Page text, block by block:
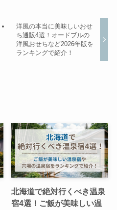
洋風の本当に美味しいおせ
ち通販4選！オードブルの
洋風おせちなど2026年版を
ランキングで紹介！
北海道で絶対行くべき温泉
宿4選！ご飯が美味しい温